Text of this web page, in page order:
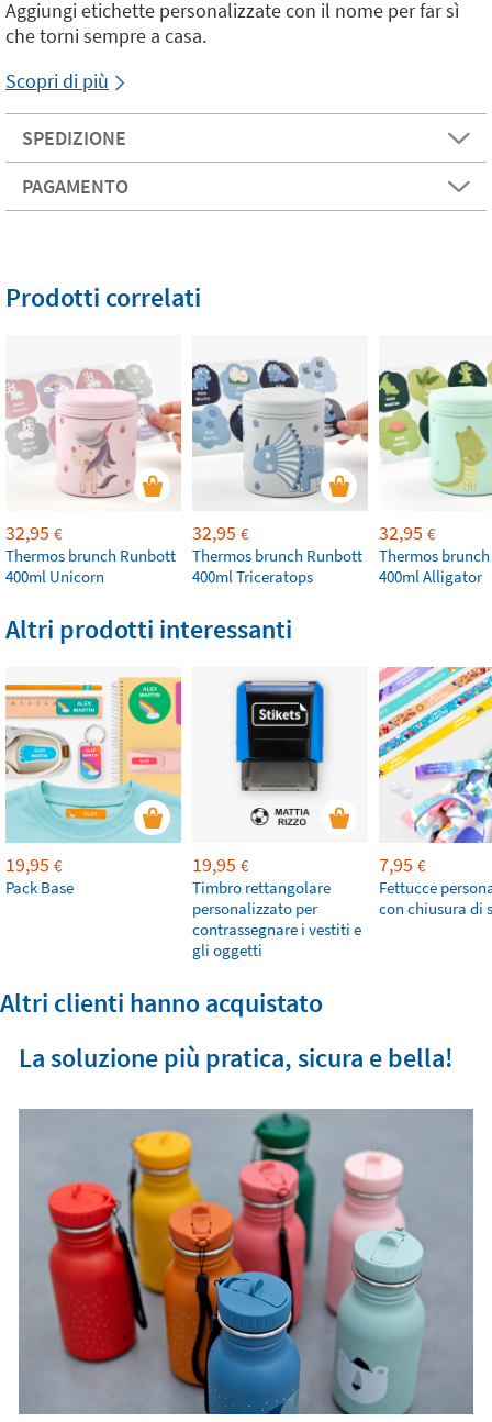
Aggiungi etichette personalizzate con il nome per far sì
che torni sempre a casa.
Scopri di più
SPEDIZIONE
PAGAMENTO
Prodotti correlati
32,95 €
Thermos brunch Runbott
400ml Unicorn
32,95 €
Thermos brunch Runbott
400ml Triceratops
32,95 €
Thermos
400ml Alligator
Altri prodotti interessanti
19,95 €
Pack Base
19,95 €
Timbro rettangolare
personalizzato per
contrassegnare i vestiti e
gli oggetti
7,95 €
Fettucce
con chiusura di
Altri clienti hanno acquistato
La soluzione più pratica, sicura e bella!